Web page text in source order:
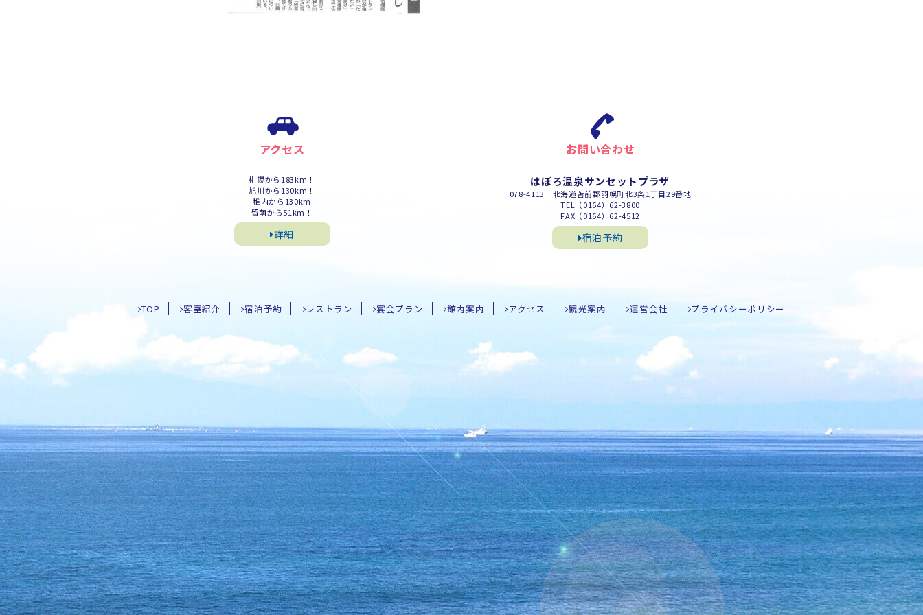
アクセス
札幌から183km！
旭川から130km！
稚内から130km
留萌から51km！
詳細
お問い合わせ
はぼろ温泉サンセットプラザ
078-4113 北海道苫前郡羽幌町北3条1丁目29番地
TEL（0164）62-3800
FAX（0164）62-4512
宿泊予約
TOP 客室紹介 宿泊予約 レストラン 宴会プラン 館内案内 アクセス 観光案内 運営会社 プライバシーポリシー